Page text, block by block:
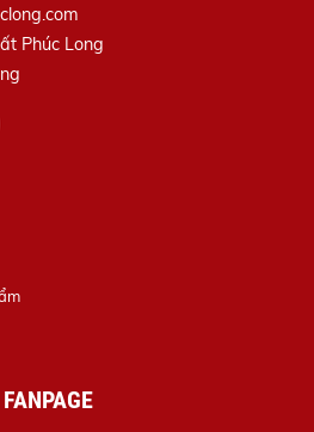
Phúc Long